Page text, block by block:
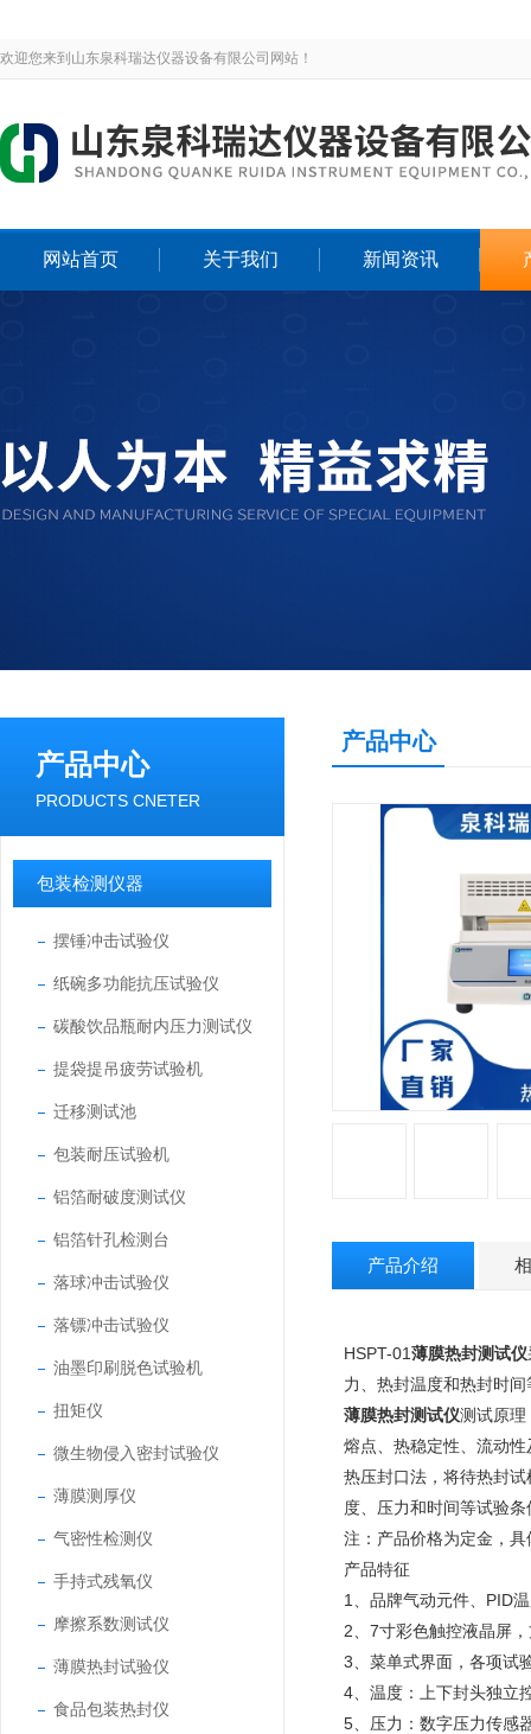
欢迎您来到山东泉科瑞达仪器设备有限公司网站！
网站首页 关于我们 新闻资讯
产品中心
PRODUCTS CNETER
包装检测仪器
摆锤冲击试验仪
纸碗多功能抗压试验仪
碳酸饮品瓶耐内压力测试仪
提袋提吊疲劳试验机
迁移测试池
包装耐压试验机
铝箔耐破度测试仪
铝箔针孔检测台
落球冲击试验仪
落镖冲击试验仪
油墨印刷脱色试验机
扭矩仪
微生物侵入密封试验仪
薄膜测厚仪
气密性检测仪
手持式残氧仪
摩擦系数测试仪
薄膜热封试验仪
食品包装热封仪
产品中心
产品介绍
HSPT-01薄膜热封测试仪
力、热封温度和热封时
薄膜热封测试仪测试原理
熔点、热稳定性、流动
热压封口法，将待热封
度、压力和时间等试验
注：产品价格为定金，
产品特征
1、品牌气动元件、PID
2、7寸彩色触控液晶屏
3、菜单式界面，各项试
4、温度：上下封头独立
5、压力：数字压力传感